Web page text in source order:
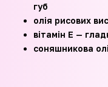
губ
олія рисових
вітамін E —
соняшникова